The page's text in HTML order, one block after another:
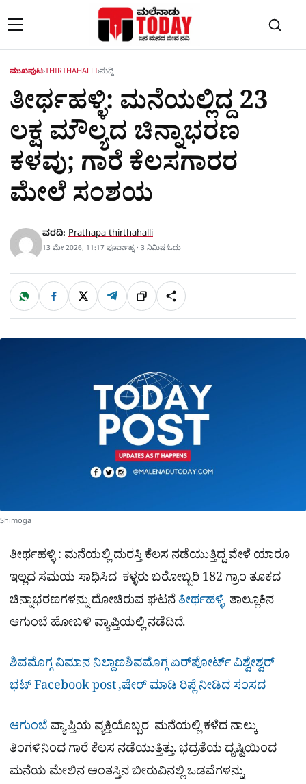
ಮುಖಪುಟ›THIRTHAHALLI›ಸುದ್ದಿ
ತೀರ್ಥಹಳ್ಳಿ: ಮನೆಯಲ್ಲಿದ್ದ 23
ಲಕ್ಷ ಮೌಲ್ಯದ ಚಿನ್ನಾಭರಣ
ಕಳವು; ಗಾರೆ ಕೆಲಸಗಾರರ
ಮೇಲೆ ಸಂಶಯ
ವರದಿ: Prathapa thirthahalli
13 ಮೇ 2026, 11:17 ಫೂರ್ವಾಹ್ನ · 3 ನಿಮಿಷ ಓದು
ಹಂಚಿಕೊಳ್ಳಿ
W
a
t
p
F
c
e
o
X T
l
e
a
ಲಿಂ
ಕ್
S
h
a
e
Shimoga
ತೀರ್ಥಹಳ್ಳಿ : ಮನೆಯಲ್ಲಿ ದುರಸ್ತಿ ಕೆಲಸ ನಡೆಯುತ್ತಿದ್ದ ವೇಳೆ ಯಾರೂ
ಇಲ್ಲದ ಸಮಯ ಸಾಧಿಸಿದ ಕಳ್ಳರು ಬರೋಬ್ಬರಿ 182 ಗ್ರಾಂ ತೂಕದ
ಚಿನ್ನಾಭರಣಗಳನ್ನು ದೋಚಿರುವ ಘಟನೆತೀರ್ಥಹಳ್ಳಿ ತಾಲ್ಲೂಕಿನ
ಆಗುಂಬೆ ಹೋಬಳಿ ವ್ಯಾಪ್ತಿಯಲ್ಲಿ ನಡೆದಿದೆ.
ಶಿವಮೊಗ್ಗ ವಿಮಾನ ನಿಲ್ದಾಣಶಿವಮೊಗ್ಗ ಏರ್​ಪೋರ್ಟ್​ ವಿಶ್ವೇಶ್ವರ್​
ಭಟ್​ Facebook post ,ಷೇರ್ ಮಾಡಿ ರಿಪ್ಲೆ ನೀಡಿದ ಸಂಸದ
ಆಗುಂಬೆ ವ್ಯಾಪ್ತಿಯ ವ್ಯಕ್ತಿಯೊಬ್ಬರ ಮನೆಯಲ್ಲಿ ಕಳೆದ ನಾಲ್ಕು
ತಿಂಗಳಿನಿಂದ ಗಾರೆ ಕೆಲಸ ನಡೆಯುತ್ತಿತ್ತು. ಭದ್ರತೆಯ ದೃಷ್ಟಿಯಿಂದ
ಮನೆಯ ಮೇಲಿನ ಅಂತಸ್ತಿನ ಬೀರುವಿನಲ್ಲಿ ಒಡವೆಗಳನ್ನು